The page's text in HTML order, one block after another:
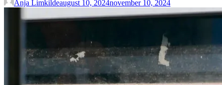
Anja Limkildeaugust 10, 2024november 10, 2024